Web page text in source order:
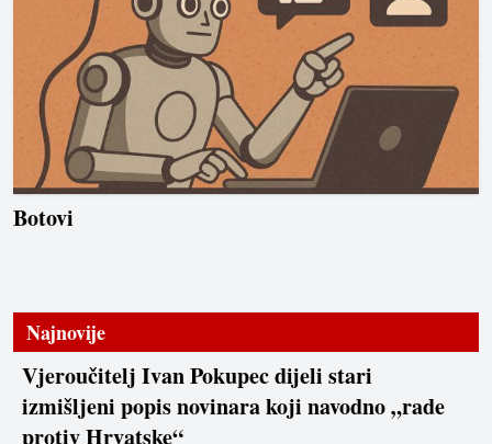
Botovi
Najnovije
Vjeroučitelj Ivan Pokupec dijeli stari
izmišljeni popis novinara koji navodno „rade
protiv Hrvatske“